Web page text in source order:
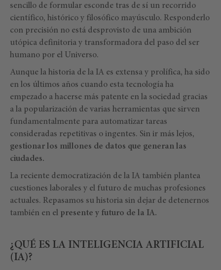
sencillo de formular esconde tras de sí un recorrido
científico, histórico y filosófico mayúsculo. Responderlo
con precisión no está desprovisto de una ambición
utópica definitoria y transformadora del paso del ser
humano por el Universo.
Aunque la historia de la IA es extensa y prolífica, ha sido
en los últimos años cuando esta tecnología ha
empezado a hacerse más patente en la sociedad gracias
a la popularización de varias herramientas que sirven
fundamentalmente para automatizar tareas
consideradas repetitivas o ingentes. Sin ir más lejos,
gestionar los millones de datos que generan las
ciudades.
La reciente democratización de la IA también plantea
cuestiones laborales y el futuro de muchas profesiones
actuales. Repasamos su historia sin dejar de detenernos
también en el presente y futuro de la IA.
¿QUÉ ES LA INTELIGENCIA ARTIFICIAL
(IA)?